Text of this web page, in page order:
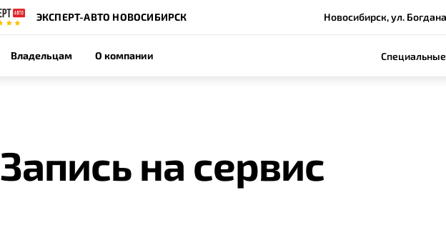
ЭКСПЕРТ-АВТО НОВОСИБИРСК Новосибирск, ул.
Владельцам О компании
Запись на сервис